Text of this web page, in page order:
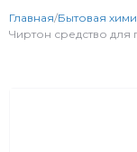
Главная/Бытовая
Чиртон средство для